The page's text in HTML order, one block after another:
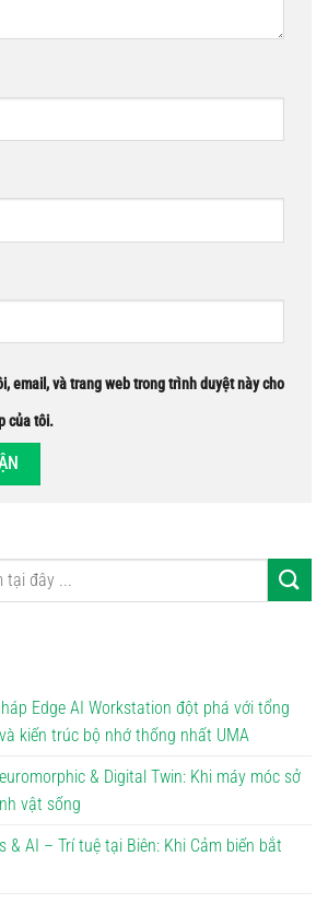
email, và trang web trong trình duyệt này cho
của tôi.
Edge AI Workstation đột phá với tổng
kiến trúc bộ nhớ thống nhất UMA
& Digital Twin: Khi máy móc sở
vật sống
& AI – Trí tuệ tại Biên: Khi Cảm biến bắt